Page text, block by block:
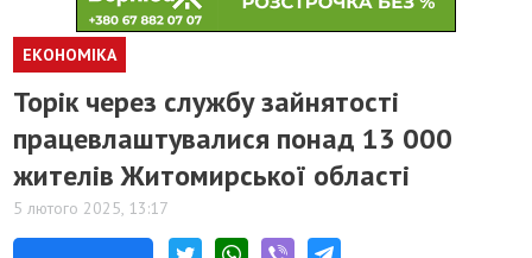
ЕКОНОМІКА
Торік через службу зайнятості
працевлаштувалися понад 13 000
жителів Житомирської області
5 лютого 2025, 13:17